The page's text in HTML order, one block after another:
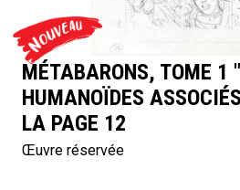
MÉTABARONS, TOME 1
HUMANOÏDES
LA PAGE 12
Œuvre réservée